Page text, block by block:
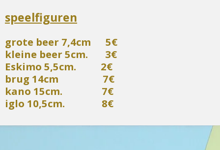
speelfiguren
grote beer 7,4cm 5€
kleine beer 5cm. 3€
Eskimo 5,5cm. 2€
brug 14cm 7€
kano 15cm. 7€
iglo 10,5cm. 8€